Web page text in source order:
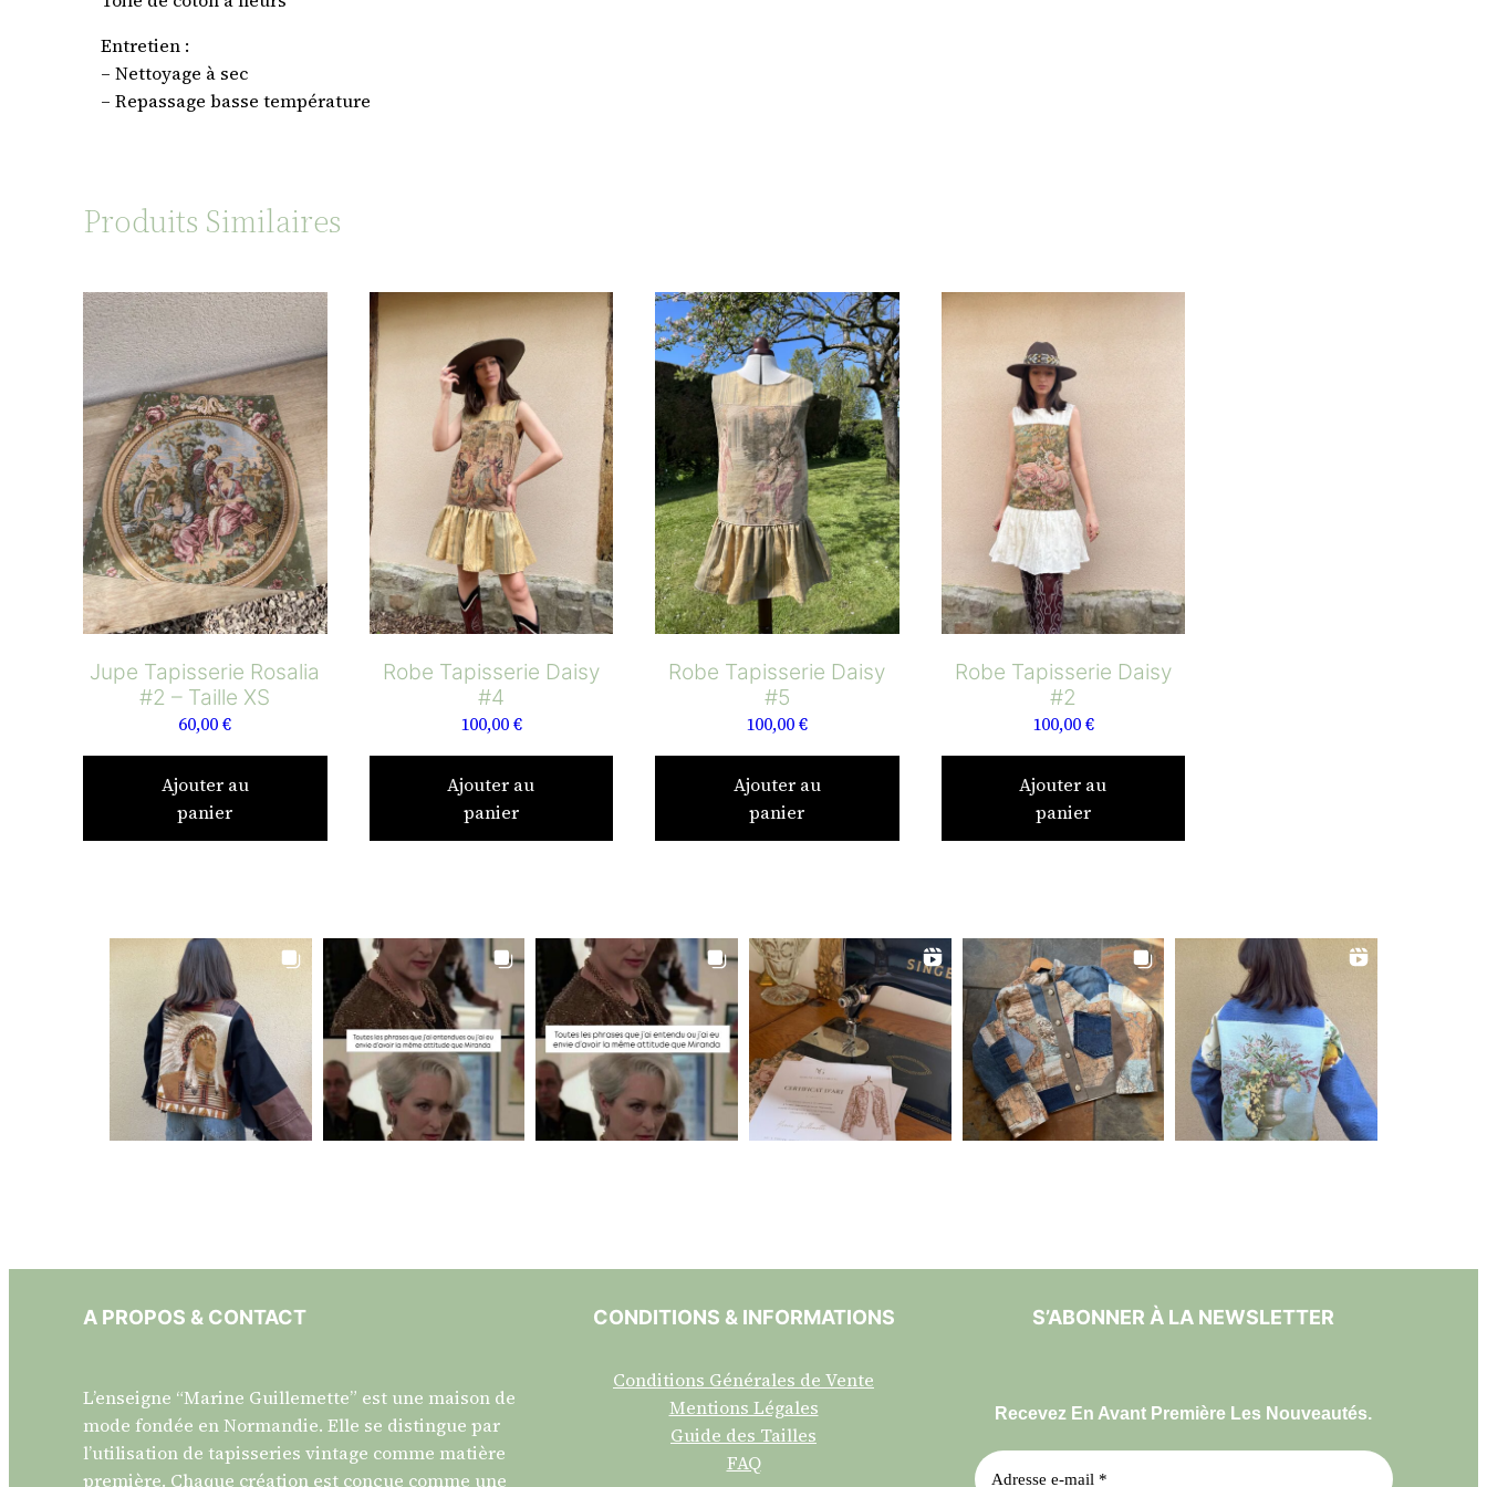
Entretien :
– Nettoyage à sec
– Repassage basse température
Produits Similaires
Jupe Tapisserie Rosalia
#2 – Taille XS
60,00€
Ajouter au
panier
Robe Tapisserie Daisy
#4
100,00€
Ajouter au
panier
Robe Tapisserie Daisy
#5
100,00€
Ajouter au
panier
Robe Tapisserie Daisy
#2
100,00€
Ajouter au
panier
A PROPOS & CONTACT
L’enseigne “Marine Guillemette” est une maison de
mode fondée en Normandie. Elle se distingue par
l’utilisation de tapisseries vintage comme matière
première. Chaque création est conçue comme une
CONDITIONS & INFORMATIONS
Conditions Générales de Vente
Mentions Légales
Guide des Tailles
FAQ
S’ABONNER À LA NEWSLETTER
Recevez En Avant Première Les Nouveautés.